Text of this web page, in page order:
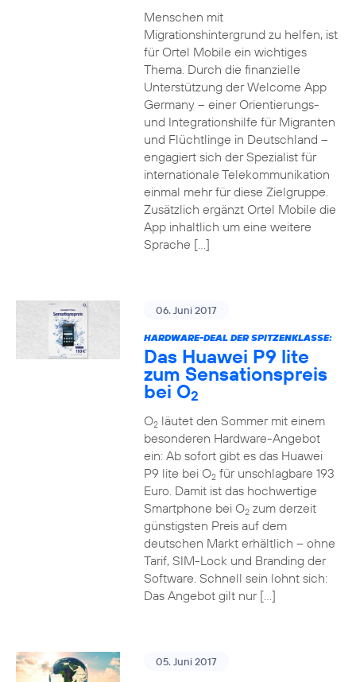
Menschen mit
Migrationshintergrund zu helfen, ist
für Ortel Mobile ein wichtiges
Thema. Durch die finanzielle
Unterstützung der Welcome App
Germany – einer Orientierungs-
und Integrationshilfe für Migranten
und Flüchtlinge in Deutschland –
engagiert sich der Spezialist für
internationale Telekommunikation
einmal mehr für diese Zielgruppe.
Zusätzlich ergänzt Ortel Mobile die
App inhaltlich um eine weitere
Sprache […]
06. Juni 2017
HARDWARE-DEAL DER SPITZENKLASSE:
Das Huawei P9 lite
zum Sensationspreis
bei O2
O2läutet den Sommer mit einem
besonderen Hardware-Angebot
ein: Ab sofort gibt es das Huawei
P9 lite bei O2für unschlagbare 193
Euro. Damit ist das hochwertige
Smartphone bei O2zum derzeit
günstigsten Preis auf dem
deutschen Markt erhältlich – ohne
Tarif, SIM-Lock und Branding der
Software. Schnell sein lohnt sich:
Das Angebot gilt nur […]
05. Juni 2017